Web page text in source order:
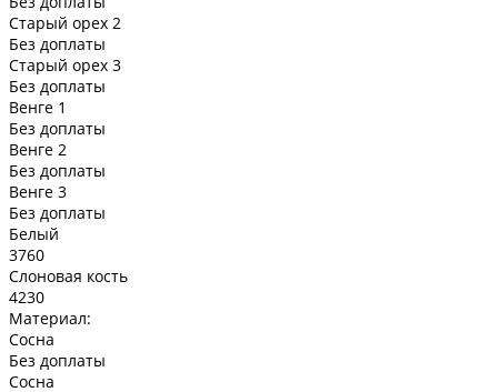
Старый орех 2
Без доплаты
Старый орех 3
Без доплаты
Венге 1
Без доплаты
Венге 2
Без доплаты
Венге 3
Без доплаты
Белый
3760
Слоновая кость
4230
Материал:
Сосна
Без доплаты
Сосна